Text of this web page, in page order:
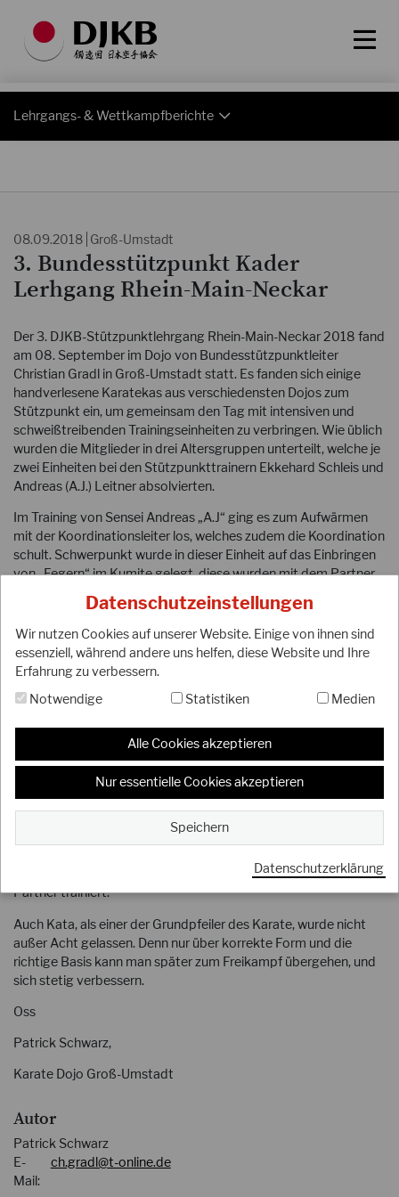
Datenschutzeinstellungen
Wir nutzen Cookies auf unserer Website. Einige von ihnen sind
essenziell, während andere uns helfen, diese Website und Ihre
Erfahrung zu verbessern.
Notwendige
Statistiken Medien
Alle Cookies akzeptieren
Nur essentielle Cookies akzeptieren
Speichern
Datenschutzerklärung
Lehrgangs- & Wettkampfberichte
08.09.2018 Groß-Umstadt
3. Bundesstützpunkt Kader
Lerhgang Rhein-Main-Neckar
Der 3. DJKB-Stützpunktlehrgang Rhein-Main-Neckar 2018 fand
am 08. September im Dojo von Bundesstützpunktleiter
Christian Gradl in Groß-Umstadt statt. Es fanden sich einige
handverlesene Karatekas aus verschiedensten Dojos zum
Stützpunkt ein, um gemeinsam den Tag mit intensiven und
schweißtreibenden Trainingseinheiten zu verbringen. Wie üblich
wurden die Mitglieder in drei Altersgruppen unterteilt, welche je
zwei Einheiten bei den Stützpunkttrainern Ekkehard Schleis und
Andreas (A.J.) Leitner absolvierten.
Im Training von Sensei Andreas „A.J“ ging es zum Aufwärmen
mit der Koordinationsleiter los, welches zudem die Koordination
schult. Schwerpunkt wurde in dieser Einheit auf das Einbringen
von „Fegern“ im Kumite gelegt, diese wurden mit dem Partner
trainiert und von den trainierenden Karatekas daraufhin im
Freikampf eingebaut, um den vermittelten Trainingsstoff direkt
in die Praxis umzusetzen.
Nach einem kurzen Cool down wurde die Gruppe in die
Mittagspause entlassen.
und die Karatekas gaben ihr Bestes. Immer schneller und
stärker wurde mit dem Partner trainiert, bis der Wille die
körperlichen Grenzen überschritt, was im Stützpunkt den
sogenannten „Spirit!“ ausmacht.
und Basis des Karate konzentriert. Nach gezieltem Aufwärmen,
Angriffe und Blocks in Form, erst einzeln und dann mit dem
Partner trainiert.
Auch Kata, als einer der Grundpfeiler des Karate, wurde nicht
außer Acht gelassen. Denn nur über korrekte Form und die
richtige Basis kann man später zum Freikampf übergehen, und
sich stetig verbessern.
Oss
Patrick Schwarz,
Karate Dojo Groß-Umstadt
Autor
Patrick Schwarz
E-
Mail:
ch.gradl@t-online.de